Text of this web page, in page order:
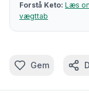
Forstå Keto: Læs
vægttab
Gem